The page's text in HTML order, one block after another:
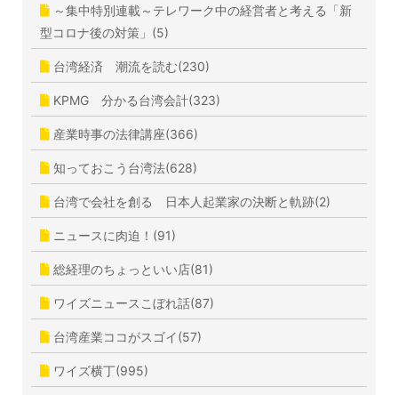
～集中特別連載～テレワーク中の経営者と考える「新
型コロナ後の対策」(5)
台湾経済 潮流を読む(230)
KPMG 分かる台湾会計(323)
産業時事の法律講座(366)
知っておこう台湾法(628)
台湾で会社を創る 日本人起業家の決断と軌跡(2)
ニュースに肉迫！(91)
総経理のちょっといい店(81)
ワイズニュースこぼれ話(87)
台湾産業ココがスゴイ(57)
ワイズ横丁(995)